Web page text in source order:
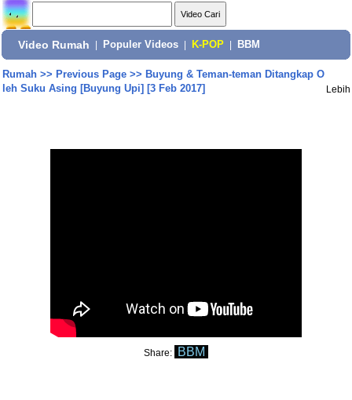
Video Rumah Populer Videos K-POP BBM
Rumah>> Previous Page>> Buyung & Teman-teman Ditangkap O
leh Suku Asing [Buyung Upi] [3 Feb 2017]
Lebih
Share: BBM